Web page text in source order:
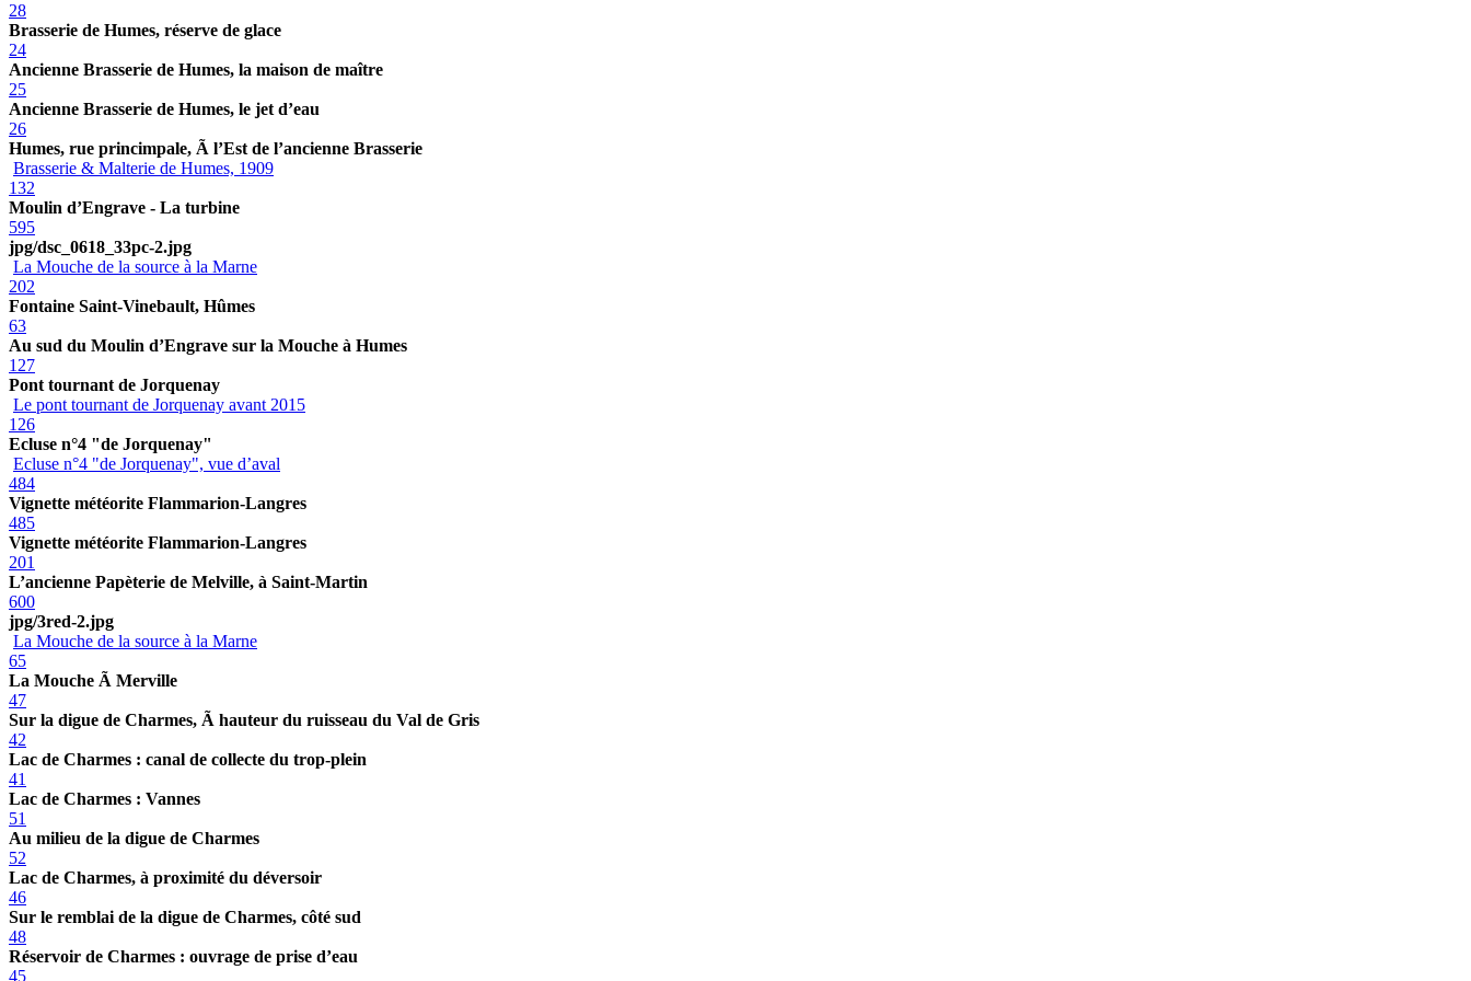
28
Brasserie de Humes, réserve de glace
24
Ancienne Brasserie de Humes, la maison de maître
25
Ancienne Brasserie de Humes, le jet d’eau
26
Humes, rue princimpale, Ã l’Est de l’ancienne Brasserie
Brasserie & Malterie de Humes, 1909
132
Moulin d’Engrave - La turbine
595
jpg/dsc_0618_33pc-2.jpg
La Mouche de la source à la Marne
202
Fontaine Saint-Vinebault, Hûmes
63
Au sud du Moulin d’Engrave sur la Mouche à Humes
127
Pont tournant de Jorquenay
Le pont tournant de Jorquenay avant 2015
126
Ecluse n°4 "de Jorquenay"
Ecluse n°4 "de Jorquenay", vue d’aval
484
Vignette météorite Flammarion-Langres
485
Vignette météorite Flammarion-Langres
201
L’ancienne Papèterie de Melville, à Saint-Martin
600
jpg/3red-2.jpg
La Mouche de la source à la Marne
65
La Mouche Ã Merville
47
Sur la digue de Charmes, Ã hauteur du ruisseau du Val de Gris
42
Lac de Charmes : canal de collecte du trop-plein
41
Lac de Charmes : Vannes
51
Au milieu de la digue de Charmes
52
Lac de Charmes, à proximité du déversoir
46
Sur le remblai de la digue de Charmes, côté sud
48
Réservoir de Charmes : ouvrage de prise d’eau
45